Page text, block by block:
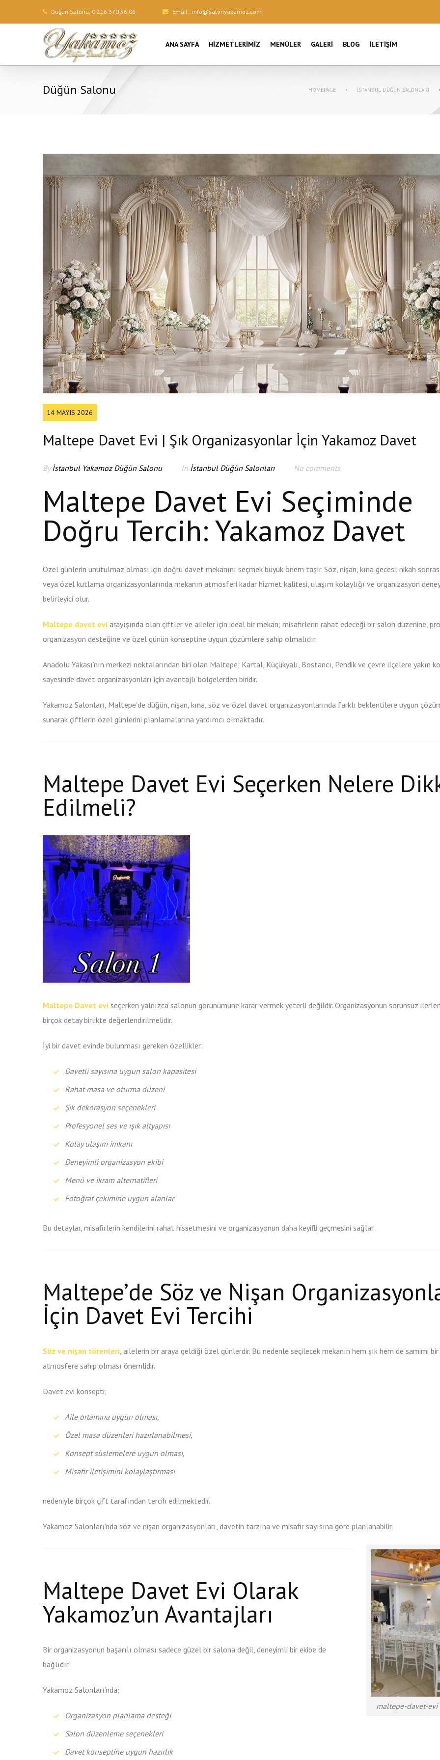
Düğün Salonu: 0 216 370 56 06 Email : info@salonyakamoz.com
ANA SAYFA HIZMETLERIMIZ MENÜLER GALERI BLOG İLETIŞIM
Düğün Salonu HOMEPAGE İSTANBUL DÜĞÜN SALONLARI
14 MAYIS 2026
Maltepe Davet Evi | Şık Organizasyonlar İçin Yakamoz Davet
Byİstanbul Yakamoz Düğün Salonu In İstanbul Düğün Salonları No comments
Maltepe Davet Evi Seçiminde
Doğru Tercih: Yakamoz Davet
Özel günlerin unutulmaz olması için doğru davet mekanını seçmek büyük önem taşır. Söz, nişan, kına gecesi, nikah
veya özel kutlama organizasyonlarında mekanın atmosferi kadar hizmet kalitesi, ulaşım kolaylığı ve organizasyon
belirleyici olur.
Maltepe davet evi arayışında olan çiftler ve aileler için ideal bir mekan; misafirlerin rahat edeceği bir salon düzenine,
organizasyon desteğine ve özel günün konseptine uygun çözümlere sahip olmalıdır.
Anadolu Yakası’nın merkezi noktalarından biri olan Maltepe; Kartal, Küçükyalı, Bostancı, Pendik ve çevre ilçelere yakın
sayesinde davet organizasyonları için avantajlı bölgelerden biridir.
Yakamoz Salonları, Maltepe’de düğün, nişan, kına, söz ve özel davet organizasyonlarında farklı beklentilere uygun
sunarak çiftlerin özel günlerini planlamalarına yardımcı olmaktadır.
Maltepe Davet Evi Seçerken Nelere
Edilmeli?
Maltepe Davet evi seçerken yalnızca salonun görünümüne karar vermek yeterli değildir. Organizasyonun sorunsuz
birçok detay birlikte değerlendirilmelidir.
İyi bir davet evinde bulunması gereken özellikler:
Davetli sayısına uygun salon kapasitesi
Rahat masa ve oturma düzeni
Şık dekorasyon seçenekleri
Profesyonel ses ve ışık altyapısı
Kolay ulaşım imkanı
Deneyimli organizasyon ekibi
Menü ve ikram alternatifleri
Fotoğraf çekimine uygun alanlar
Bu detaylar, misafirlerin kendilerini rahat hissetmesini ve organizasyonun daha keyifli geçmesini sağlar.
Maltepe’de Söz ve Nişan
İçin Davet Evi Tercihi
Söz ve nişan törenleri , ailelerin bir araya geldiği özel günlerdir. Bu nedenle seçilecek mekanın hem şık hem de samimi bir
atmosfere sahip olması önemlidir.
Davet evi konsepti;
Aile ortamına uygun olması,
Özel masa düzenleri hazırlanabilmesi,
Konsept süslemelere uygun olması,
Misafir iletişimini kolaylaştırması
nedeniyle birçok çift tarafından tercih edilmektedir.
Yakamoz Salonları’nda söz ve nişan organizasyonları, davetin tarzına ve misafir sayısına göre planlanabilir.
maltepe-davet-evi
Maltepe Davet Evi Olarak
Yakamoz’un Avantajları
Bir organizasyonun başarılı olması sadece güzel bir salona değil, deneyimli bir ekibe de
bağlıdır.
Yakamoz Salonları’nda;
Organizasyon planlama desteği
Salon düzenleme seçenekleri
Davet konseptine uygun hazırlık